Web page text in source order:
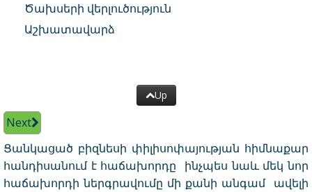
Ծախսերի վերլուծություն
Աշխատավարձ
Up
Next
Ցանկացած բիզնեսի փիլիսոփայության հիմնաքար
հանդիսանում է հաճախորդը ինչպես նաև մեկ նոր
հաճախորդի ներգրավումը մի քանի անգամ ավելի